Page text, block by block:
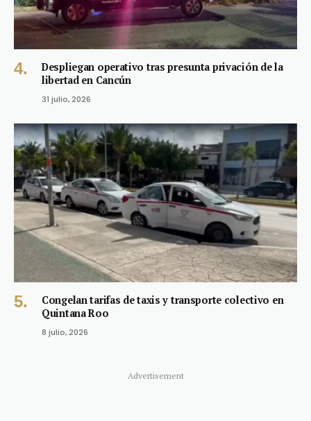
Despliegan operativo tras presunta privación de la
libertad en Cancún
31 julio, 2026
Congelan tarifas de taxis y transporte colectivo en
Quintana Roo
8 julio, 2026
Advertisement